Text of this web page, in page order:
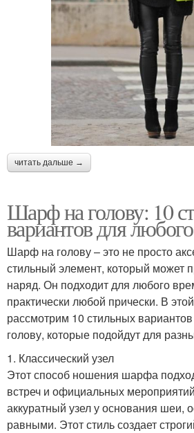
читать дальше →
Шарф на голову: 10
вариантов для
Шарф на голову – это не просто
стильный элемент, который может
наряд. Он подходит для любого
практически любой прически. В
рассмотрим 10 стильных
голову, которые подойдут для
1. Классический узел
Этот способ ношения шарфа
встреч и официальных
аккуратный узел у основания шеи,
равными. Этот стиль создает